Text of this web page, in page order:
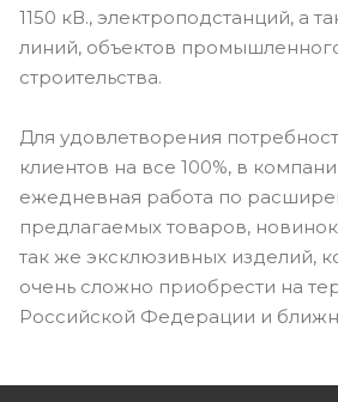
1150 кВ., электроподстанций, а
линий, объектов
строительства.
Для удовлетворения
клиентов на все 100%, в
ежедневная работа по
предлагаемых товаров,
так же эксклюзивных изделий,
очень сложно приобрести на
Российской Федерации и